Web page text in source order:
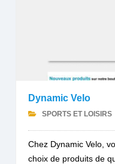
Dynamic Velo
SPORTS ET LOISIRS
Chez Dynamic Velo,
choix de produits de